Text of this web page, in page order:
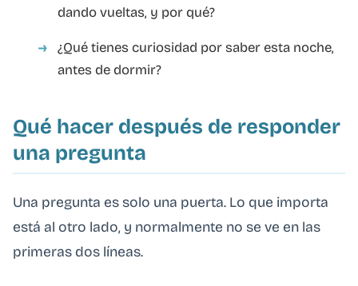
dando vueltas, y por qué?
¿Qué tienes curiosidad por saber esta noche,
antes de dormir?
Qué hacer después de responder
una pregunta
Una pregunta es solo una puerta. Lo que importa
está al otro lado, y normalmente no se ve en las
primeras dos líneas.